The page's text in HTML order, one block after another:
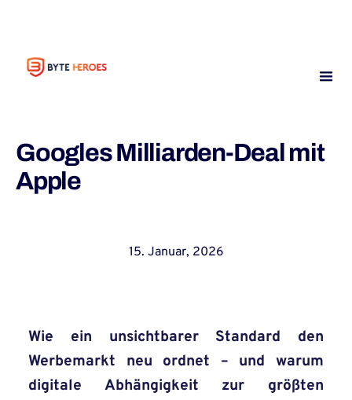
Googles Milliarden-Deal mit
Apple
15. Januar, 2026
Wie ein unsichtbarer Standard den
Werbemarkt neu ordnet – und warum
digitale Abhängigkeit zur größten